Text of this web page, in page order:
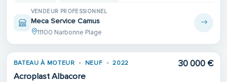
VENDEUR PROFESSIONNEL
Meca Service Camus
11100 Narbonne Plage
BATEAU À MOTEUR NEUF 2022
Acroplast Albacore
30 000 €